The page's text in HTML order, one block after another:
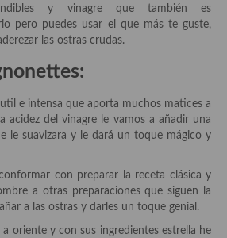
y vinagre que también es
pero puedes usar el que más te guste,
las ostras crudas.
e intensa que aporta muchos matices a
acidez del vinagre le vamos a añadir una
le suavizara y le dará un toque mágico y
con preparar la receta clásica y
a otras preparaciones que siguen la
a las ostras y darles un toque genial.
oriente y con sus ingredientes estrella he